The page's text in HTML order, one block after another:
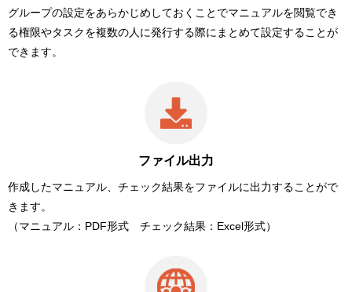
グループの設定をあらかじめしておくことでマニュアルを閲覧でき
る権限やタスクを複数の人に発行する際にまとめて設定することが
できます。
ファイル出力
作成したマニュアル、チェック結果をファイルに出力することがで
きます。
（マニュアル：PDF形式 チェック結果：Excel形式）